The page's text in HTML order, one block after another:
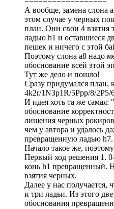
А вообще, замена слона
этом случае у черных
план. Они свои 4 взятия
ладью h1 и оставшиеся
пешек и ничего с этой
Поэтому слона а8 надо
обоснование всей этой
Тут же дело и пошло!
Сразу придумался план,
4k2r/1N3p1R/5Ppp/8/
И идея хоть та же самая:
обоснование
лишения черных
чем у автора и удалось
превращенную ладью h7.
Начало такое же,
Первый ход решения 1.
конь h1 превращенный.
взятия черных.
Далее у нас получается,
и три ладьи. Из этого
обоснования